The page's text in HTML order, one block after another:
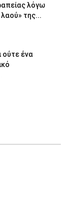
λόγω
της...
ούτε ένα